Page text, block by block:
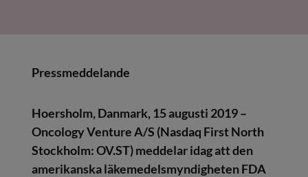
Pressmeddelande
Hoersholm, Danmark, 15 augusti 2019–
Oncology Venture A/S (Nasdaq First North
Stockholm: OV.ST) meddelar idag att den
amerikanska läkemedelsmyndigheten FDA